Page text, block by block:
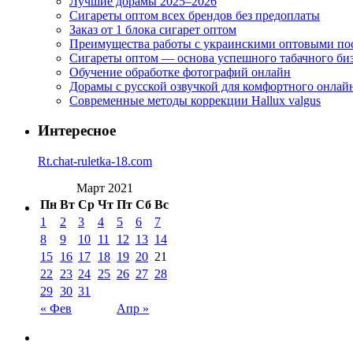
Сигареты оптом всех брендов без предоплаты
Заказ от 1 блока сигарет оптом
Преимущества работы с украинскими оптовыми
Сигареты оптом — основа успешного табачного
Обучение обработке фотографий онлайн
Дорамы с русской озвучкой для комфортного
Современные методы коррекции Hallux valgus
Интересное
Rt.chat-ruletka-18.com
Март 2021
Пн Вт Ср Чт Пт Сб Вс
« Фев Апр »
1 2 3 4 5 6
7
8
9 10 11 12 13 14
15 16 17 18 19 20 21
22
23 24 25 26 27 28
29 30 31